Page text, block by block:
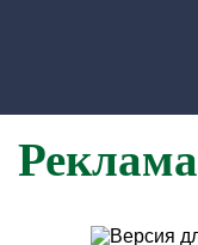
Реклама